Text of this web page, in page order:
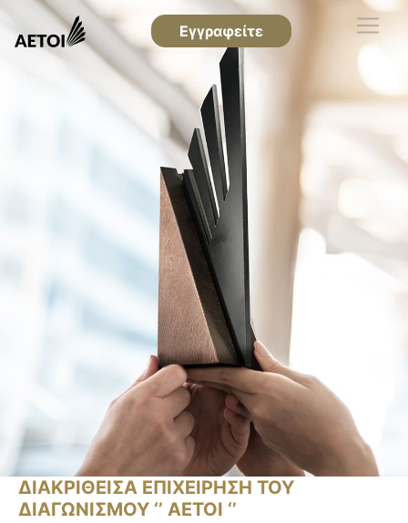
Εγγραφείτε
ΔΙΑΚΡΙΘΕΙΣΑ ΕΠΙΧΕΙΡΗΣΗ ΤΟΥ
ΔΙΑΓΩΝΙΣΜΟΥ ‘’ ΑΕΤΟΙ ‘’